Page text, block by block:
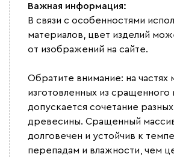
Важная информация:
В связи с особенностями
материалов, цвет изделий
от изображений на сайте.
Обратите внимание: на частях
изготовленных из сращенного
допускается сочетание
древесины. Сращенный
долговечен и устойчив к
перепадам и влажности, чем